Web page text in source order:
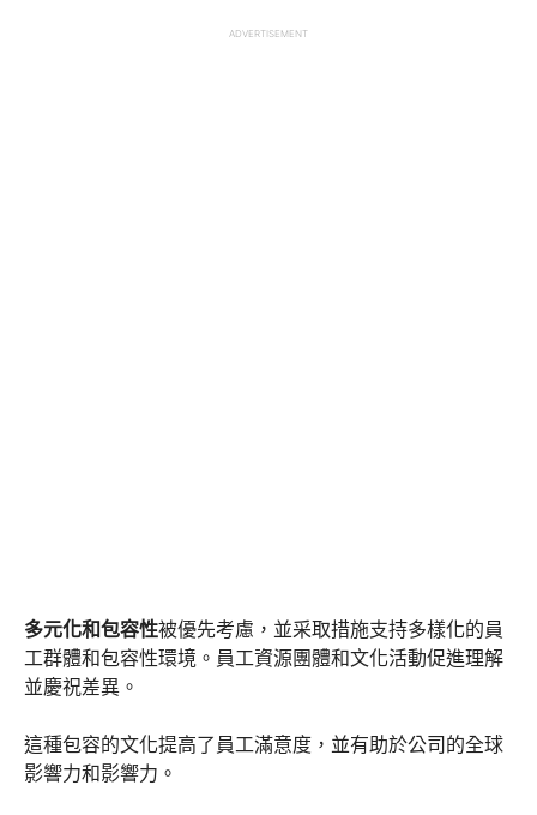
ADVERTISEMENT
多元化和包容性被優先考慮，並采取措施支持多樣化的員
工群體和包容性環境。員工資源團體和文化活動促進理解
並慶祝差異。
這種包容的文化提高了員工滿意度，並有助於公司的全球
影響力和影響力。